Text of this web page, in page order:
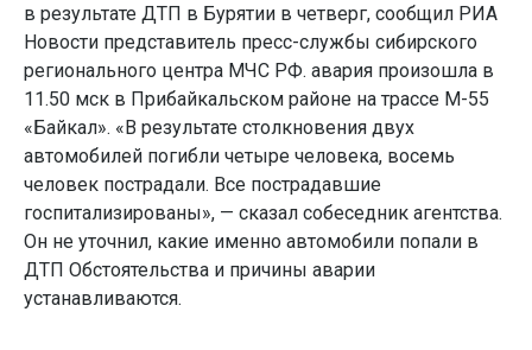
в результате ДТП в Бурятии в четверг, сообщил РИА
Новости представитель пресс-службы сибирского
регионального центра МЧС РФ. авария произошла в
11.50 мск в Прибайкальском районе на трассе М-55
«Байкал». «В результате столкновения двух
автомобилей погибли четыре человека, восемь
человек пострадали. Все пострадавшие
госпитализированы», — сказал собеседник агентства.
Он не уточнил, какие именно автомобили попали в
ДТП Обстоятельства и причины аварии
устанавливаются.